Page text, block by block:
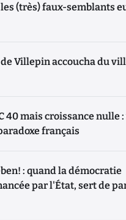
(très) faux-semblants
Villepin accoucha du
40 mais croissance nulle
français
: quand la démocratie
par l'État, sert de